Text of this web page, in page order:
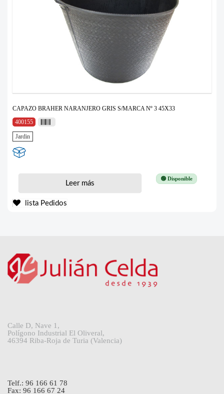
CAPAZO BRAHER NARANJERO GRIS S/MARCA Nº 3 45X33
400155
Jardin
🟢 Disponible
Leer más
lista Pedidos
Calle D, Nave 1,
Polígono Industrial El Oliveral,
46394 Riba-Roja de Turia (Valencia)
Telf.: 96 166 61 78
Fax: 96 166 67 24